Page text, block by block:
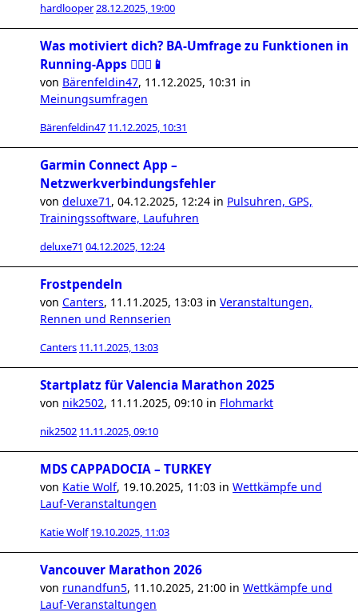
hardlooper28.12.2025, 19:00
Was motiviert dich? BA-Umfrage zu Funktionen in
Running-Apps 🏃🏻‍♀️📱
von Bärenfeldin47, 11.12.2025, 10:31 in
Meinungsumfragen
Bärenfeldin47 11.12.2025, 10:31
Garmin Connect App –
Netzwerkverbindungsfehler
von deluxe71 , 04.12.2025, 12:24 in Pulsuhren, GPS,
Trainingssoftware, Laufuhren
deluxe71 04.12.2025, 12:24
Frostpendeln
von Canters, 11.11.2025, 13:03 in Veranstaltungen,
Rennen und Rennserien
Canters 11.11.2025, 13:03
Startplatz für Valencia Marathon 2025
von nik2502, 11.11.2025, 09:10 in Flohmarkt
nik2502 11.11.2025, 09:10
MDS CAPPADOCIA – TURKEY
von Katie Wolf, 19.10.2025, 11:03 in Wettkämpfe und
Lauf-Veranstaltungen
Katie Wolf 19.10.2025, 11:03
Vancouver Marathon 2026
von runandfun5, 11.10.2025, 21:00 in Wettkämpfe und
Lauf-Veranstaltungen